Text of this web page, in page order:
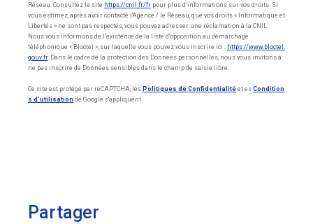
Réseau. Consultez le site https://cnil.fr/fr pour plus d’informations sur vos droits. Si
vous estimez, après avoir contacté l'Agence / le Réseau, que vos droits « Informatique et
Libertés » ne sont pas respectés, vous pouvez adresser une réclamation à la CNIL.
Nous vous informons de l’existence de la liste d'opposition au démarchage
téléphonique « Bloctel », sur laquelle vous pouvez vous inscrire ici : https://www.bloctel.
gouv.fr. Dans le cadre de la protection des Données personnelles, nous vous invitons à
ne pas inscrire de Données sensibles dans le champ de saisie libre.
Ce site est protégé par reCAPTCHA, les Politiques de Confidentialité et es Condition
s d'utilisation de Google s'appliquent.
partager